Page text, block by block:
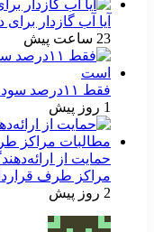
آیا آب گازدار
23 ساعت پیش
فقط ۱۱‌درصد سود صنعت دارو تبدیل به نقدینگی شده است
1 روز پیش
حمایت از
مراکز طرف
2 روز پیش